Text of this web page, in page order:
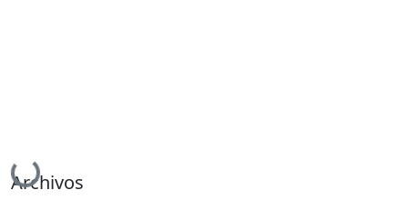
Cargando...
Archivos